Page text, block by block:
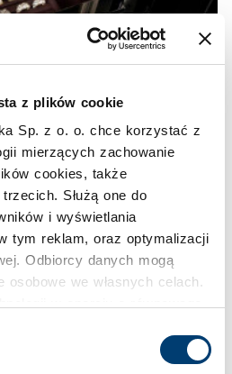
z plików cookie
Sp. z o. o. chce korzystać z
mierzących zachowanie
cookies, także
Służą one do
i wyświetlania
tym reklam, oraz optymalizacji
Odbiorcy danych mogą
osobowe we własnych celach.